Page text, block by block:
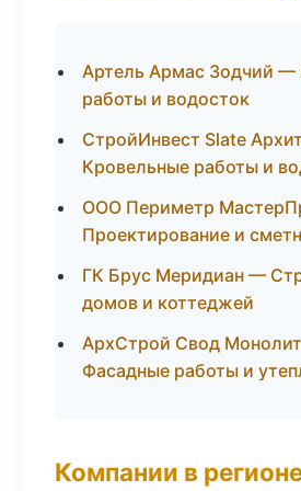
Артель Армас Зодчий —
работы и водосток
СтройИнвест Slate
Кровельные работы и
ООО Периметр
Проектирование и
ГК Брус Меридиан —
домов и коттеджей
АрхСтрой Свод
Фасадные работы и
Компании в